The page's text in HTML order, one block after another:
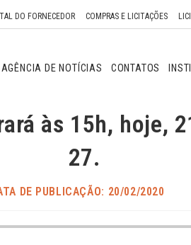
DO FORNECEDOR COMPRAS E LICITAÇÕES
AGÊNCIA DE NOTÍCIAS CONTATOS
às 15h, hoje,
27.
DE PUBLICAÇÃO: 20/02/2020